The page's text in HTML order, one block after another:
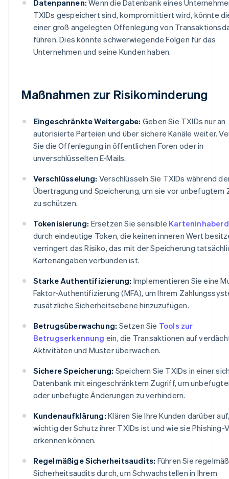
Datenpannen: Wenn die Datenbank eines
TXIDs gespeichert sind, kompromittiert wird, könnte
einer groß angelegten Offenlegung von
führen. Dies könnte schwerwiegende Folgen für das
Unternehmen und seine Kunden haben.
Maßnahmen zur Risikominderung
Eingeschränkte Weitergabe: Geben Sie TXIDs nur an
autorisierte Parteien und über sichere Kanäle weiter.
Sie die Offenlegung in öffentlichen Foren oder in
unverschlüsselten E-Mails.
Verschlüsselung: Verschlüsseln Sie TXIDs während
Übertragung und Speicherung, um sie vor unbefugtem
zu schützen.
Tokenisierung: Ersetzen Sie sensible
durch eindeutige Token, die keinen inneren Wert
verringert das Risiko, das mit der Speicherung
Kartenangaben verbunden ist.
Starke Authentifizierung: Implementieren Sie eine
Faktor-Authentifizierung (MFA), um Ihrem
zusätzliche Sicherheitsebene hinzuzufügen.
Betrugsüberwachung: Setzen Sie Tools zur
Betrugserkennung ein, die Transaktionen auf
Aktivitäten und Muster überwachen.
Sichere Speicherung: Speichern Sie TXIDs in einer
Datenbank mit eingeschränktem Zugriff, um
oder unbefugte Änderungen zu verhindern.
Kundenaufklärung: Klären Sie Ihre Kunden darüber
wichtig der Schutz ihrer TXIDs ist und wie sie Phishing-
erkennen können.
Regelmäßige Sicherheitsaudits: Führen Sie
Sicherheitsaudits durch, um Schwachstellen in Ihrem